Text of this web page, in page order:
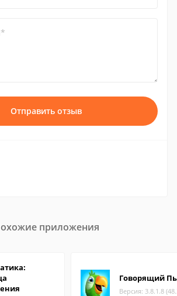
Отправить отзыв
приложения
Говорящий
Версия: 3.8.1.8